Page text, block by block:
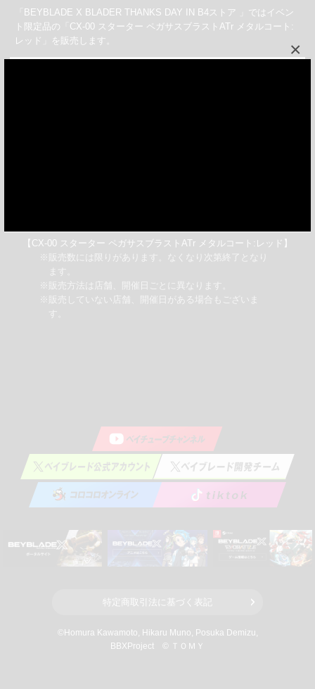
×
「BEYBLADE X BLADER THANKS DAY IN B4ストア 」ではイベン
ト限定品の「CX-00 スターター ペガサスブラストATr メタルコート:
レッド」を販売します。
【CX-00 スターター ペガサスブラストATr メタルコート:レッド】
※販売数には限りがあります。なくなり次第終了となり
ます。
※販売方法は店舗、開催日ごとに異なります。
※販売していない店舗、開催日がある場合もございま
特定商取引法に基づく表記
©Homura Kawamoto, Hikaru Muno, Posuka Demizu,
BBXProject © ＴＯＭＹ